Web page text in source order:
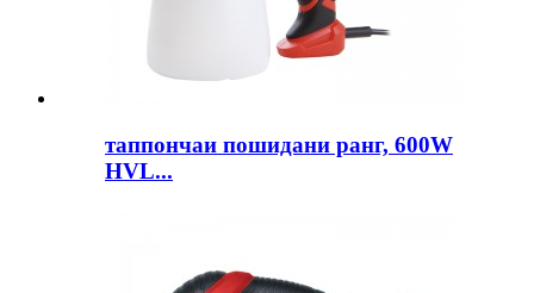
таппончаи пошидани ранг, 600W
HVL...